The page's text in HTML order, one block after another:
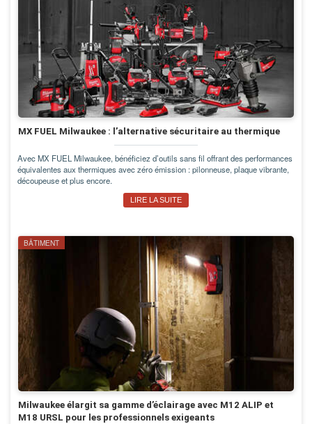
MX FUEL Milwaukee : l’alternative sécuritaire au thermique
Avec MX FUEL Milwaukee, bénéficiez d’outils sans fil offrant des performances
équivalentes aux thermiques avec zéro émission : pilonneuse, plaque vibrante,
découpeuse et plus encore.
LIRE LA SUITE
BÂTIMENT
Milwaukee élargit sa gamme d’éclairage avec M12 ALIP et
M18 URSL pour les professionnels exigeants